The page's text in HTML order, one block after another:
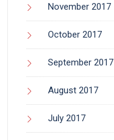
November 2017
October 2017
September 2017
August 2017
July 2017